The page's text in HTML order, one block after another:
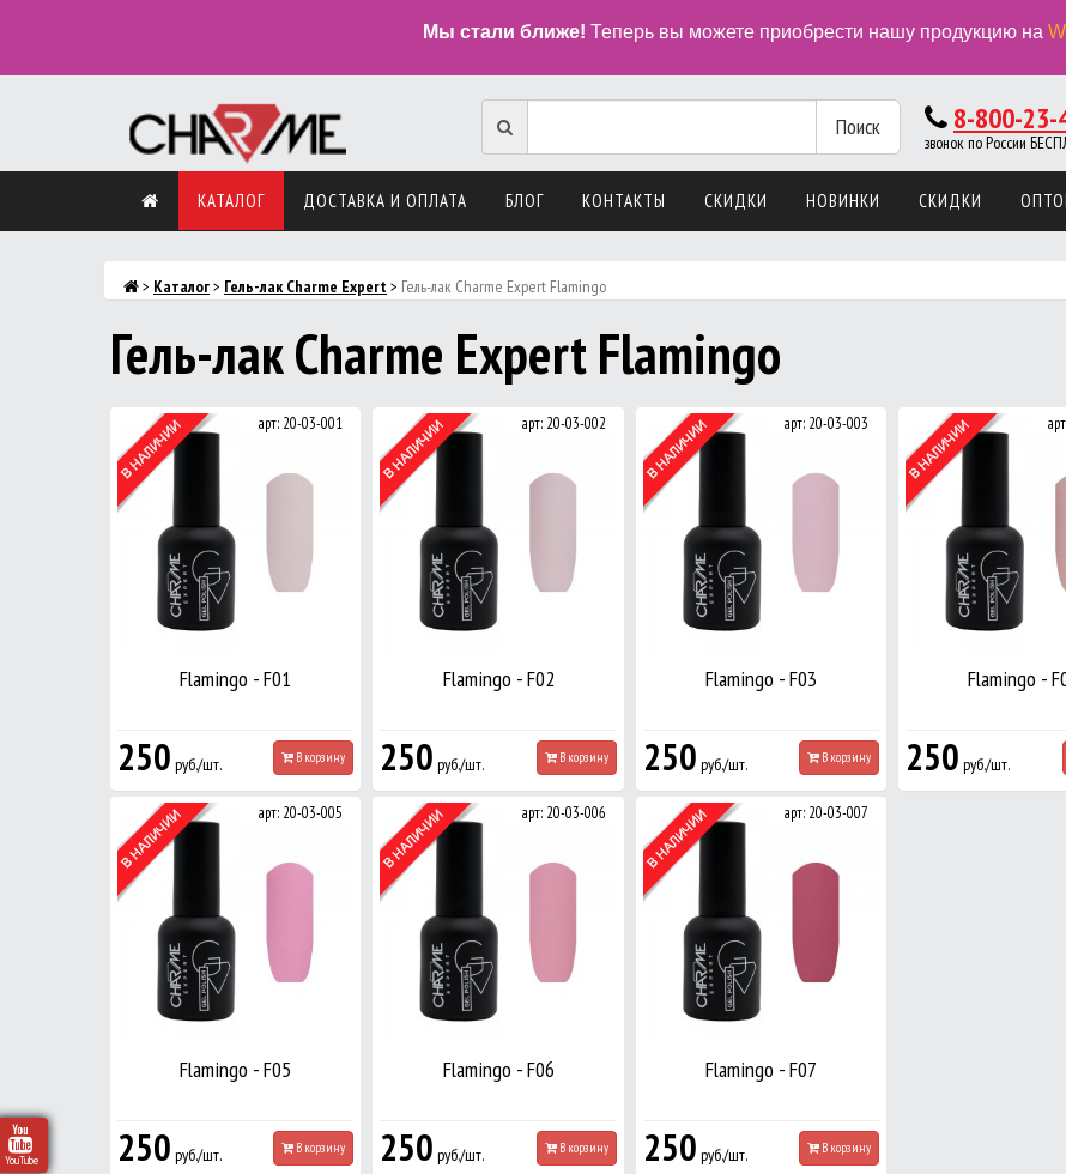
Мы стали ближе! Теперь вы можете приобрести нашу продукцию на
Поиск 8-800-23-
звонок по России
КАТАЛОГ ДОСТАВКА И ОПЛАТА БЛОГ КОНТАКТЫ СКИДКИ НОВИНКИ СКИДКИ
YouTube
> Каталог> Гель-лак Charme Expert > Гель-лак Charme Expert Flamingo
Гель-лак Charme Expert Flamingo
арт: 20-03-001
Flamingo - F01
250 руб./шт. В корзину
арт: 20-03-002
Flamingo - F02
250 руб./шт. В корзину
арт: 20-03-003
Flamingo - F03
250 руб./шт. В корзину
Flamingo -
250 руб./шт.
арт: 20-03-005
Flamingo - F05
250 руб./шт. В корзину
арт: 20-03-006
Flamingo - F06
250 руб./шт. В корзину
арт: 20-03-007
Flamingo - F07
250 руб./шт. В корзину